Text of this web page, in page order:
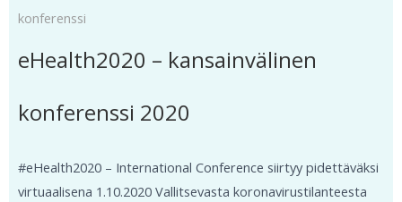
konferenssi
eHealth2020 – kansainvälinen
konferenssi 2020
#eHealth2020 – International Conference siirtyy pidettäväksi
virtuaalisena 1.10.2020 Vallitsevasta koronavirustilanteesta